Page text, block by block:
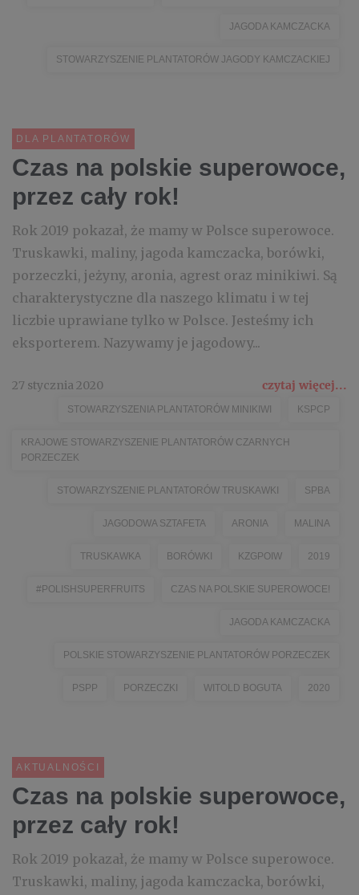
JAGODA KAMCZACKA
STOWARZYSZENIE PLANTATORÓW JAGODY KAMCZACKIEJ
DLA PLANTATORÓW
Czas na polskie superowoce,
przez cały rok!
Rok 2019 pokazał, że mamy w Polsce superowoce.
Truskawki, maliny, jagoda kamczacka, borówki,
porzeczki, jeżyny, aronia, agrest oraz minikiwi. Są
charakterystyczne dla naszego klimatu i w tej
liczbie uprawiane tylko w Polsce. Jesteśmy ich
eksporterem. Nazywamy je jagodowy...
27 stycznia 2020 czytaj więcej...
STOWARZYSZENIA PLANTATORÓW MINIKIWI KSPCP
KRAJOWE STOWARZYSZENIE PLANTATORÓW CZARNYCH
PORZECZEK
STOWARZYSZENIE PLANTATORÓW TRUSKAWKI SPBA
JAGODOWA SZTAFETA ARONIA MALINA
TRUSKAWKA BORÓWKI KZGPOIW 2019
#POLISHSUPERFRUITS CZAS NA POLSKIE SUPEROWOCE!
JAGODA KAMCZACKA
POLSKIE STOWARZYSZENIE PLANTATORÓW PORZECZEK
PSPP PORZECZKI WITOLD BOGUTA 2020
AKTUALNOŚCI
Czas na polskie superowoce,
przez cały rok!
Rok 2019 pokazał, że mamy w Polsce superowoce.
Truskawki, maliny, jagoda kamczacka, borówki,